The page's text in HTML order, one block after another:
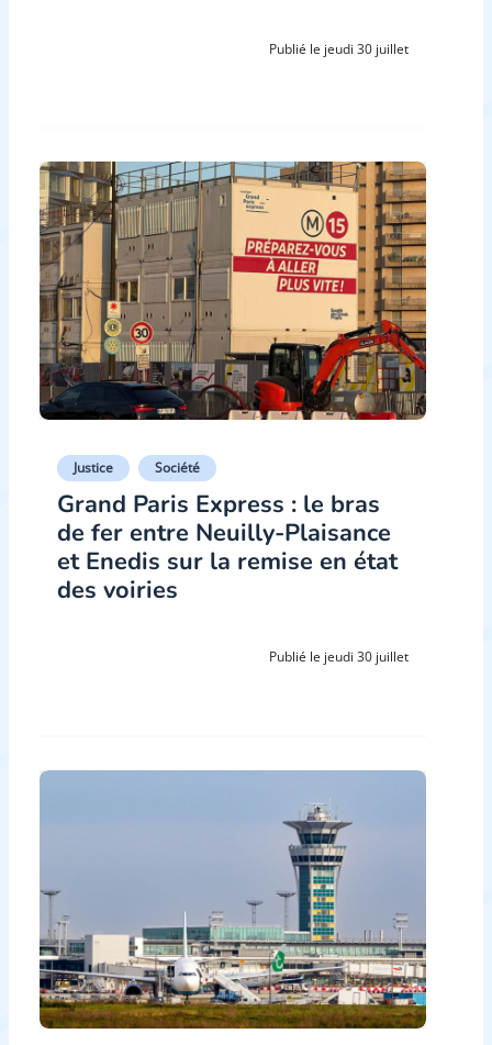
Publié le jeudi 30 juillet
Justice Société
Grand Paris Express : le bras
de fer entre Neuilly-Plaisance
et Enedis sur la remise en état
des voiries
Publié le jeudi 30 juillet